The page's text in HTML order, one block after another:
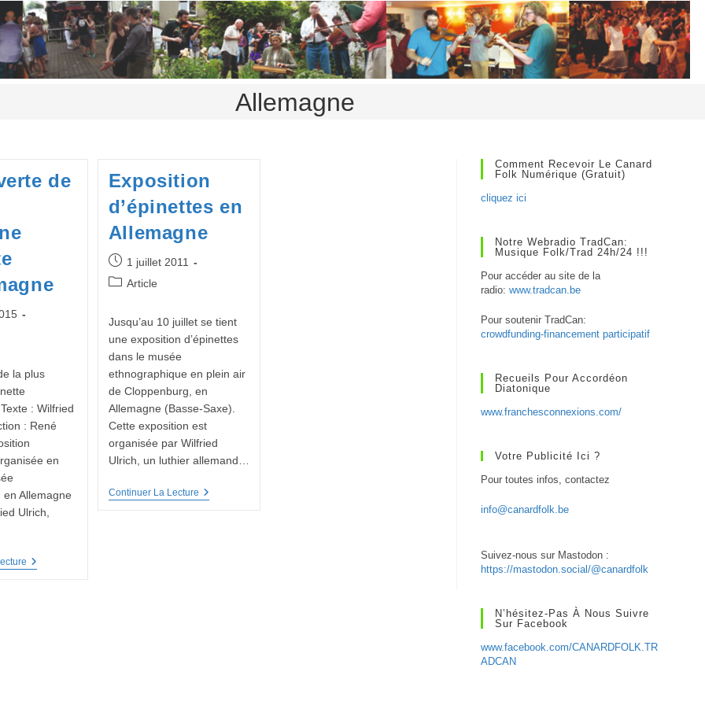
Allemagne
de
la plus
: Wilfried
: René
en
Allemagne
Ulrich,
Découverte
Exposition
d’épinettes en
Allemagne
Publication
publiée :
1 juillet 2011
PostArticle
Jusqu’au 10 juillet se tient
une exposition d’épinettes
dans le musée
ethnographique en plein air
de Cloppenburg, en
Allemagne (Basse-Saxe).
Cette exposition est
organisée par Wilfried
Ulrich, un luthier allemand…
Continuer La LectureExposition
Comment Recevoir Le Canard
Folk Numérique (gratuit)
cliquez ici
Notre Webradio TradCan:
Musique Folk/Trad 24h/24 !!!
Pour accéder au site de la
radio:www.tradcan.be
Pour soutenir TradCan:
crowdfunding-financement participatif
Recueils Pour Accordéon
Diatonique
www.franchesconnexions.com/
Votre Publicité Ici ?
Pour toutes infos, contactez
info@canardfolk.be
Suivez-nous sur Mastodon :
https://mastodon.social/@canardfolk
N’hésitez-Pas À Nous Suivre
Sur Facebook
www.facebook.com/CANARDFOLK.TR
ADCAN